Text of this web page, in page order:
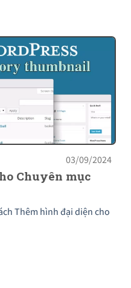
03/09/2024
Chuyên mục
Thêm hình đại diện cho